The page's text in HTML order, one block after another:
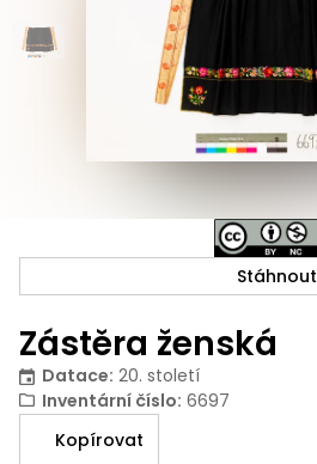
Zástěra ženská
Datace: 20. století
Inventární číslo: 6697
Kopírovat
Stáhnout